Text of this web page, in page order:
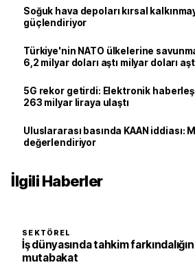
Soğuk hava depoları kırsal
güçlendiriyor
Türkiye'nin NATO ülkelerine
6,2 milyar doları aştı milyar doları
5G rekor getirdi: Elektronik
263 milyar liraya ulaştı
Uluslararası basında KAAN iddiası:
değerlendiriyor
İlgili Haberler
SEKTÖREL
İş dünyasında tahkim
mutabakat